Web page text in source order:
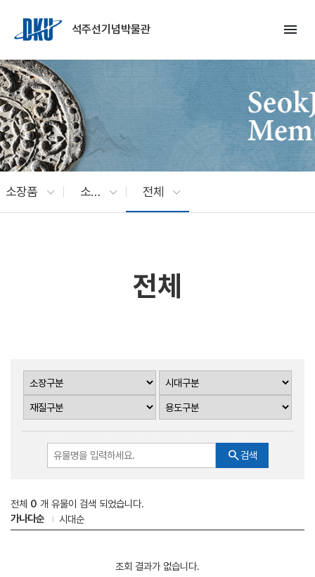
석주선기념박물관
menu
소장품 소장품 검색 전체
전체
search검색
전체 0 개 유물이 검색 되었습니다.
가나다순
시대순
조회 결과가 없습니다.